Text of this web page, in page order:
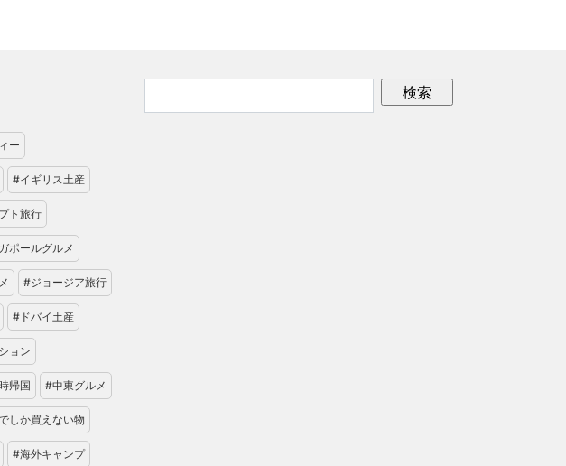
ー
#イギリス土産
ト旅行
ポールグルメ
#ジョージア旅行
#ドバイ土産
ョン
帰国 #中東グルメ
しか買えない物
#海外キャンプ